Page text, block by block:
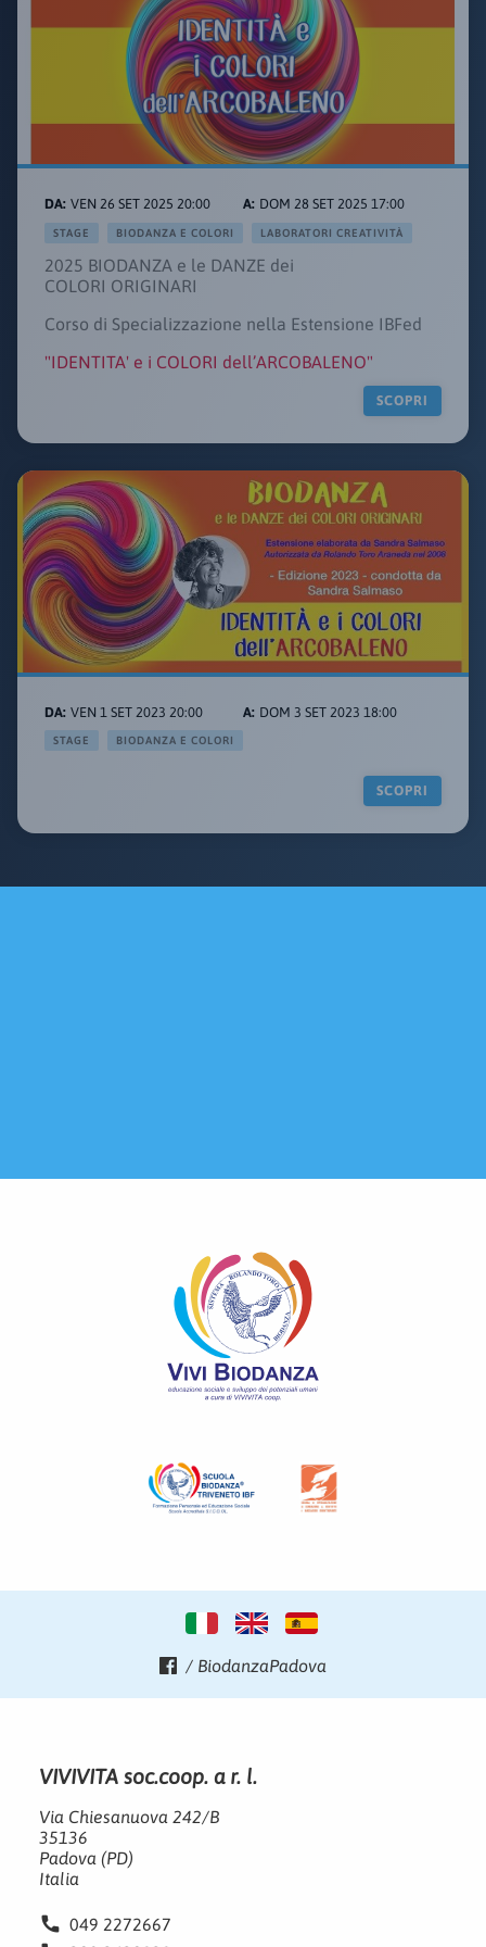
DOM 28 SET 2025 17:00
VEN 26 SET 2025 20:00
STAGE BIODANZA E COLORI LABORATORI CREATIVITÀ
2025 BIODANZA e le DANZE dei
COLORI ORIGINARI
Corso di Specializzazione nella Estensione IBFed
"IDENTITA' e i COLORI dell’ARCOBALENO"
SCOPRI
DOM 3 SET 2023 18:00
VEN 1 SET 2023 20:00
STAGE BIODANZA E COLORI
SCOPRI
/ BiodanzaPadova
VIVIVITA soc.coop. a r. l.
Via Chiesanuova 242/B
35136
Padova (PD)
Italia
phone 049 2272667